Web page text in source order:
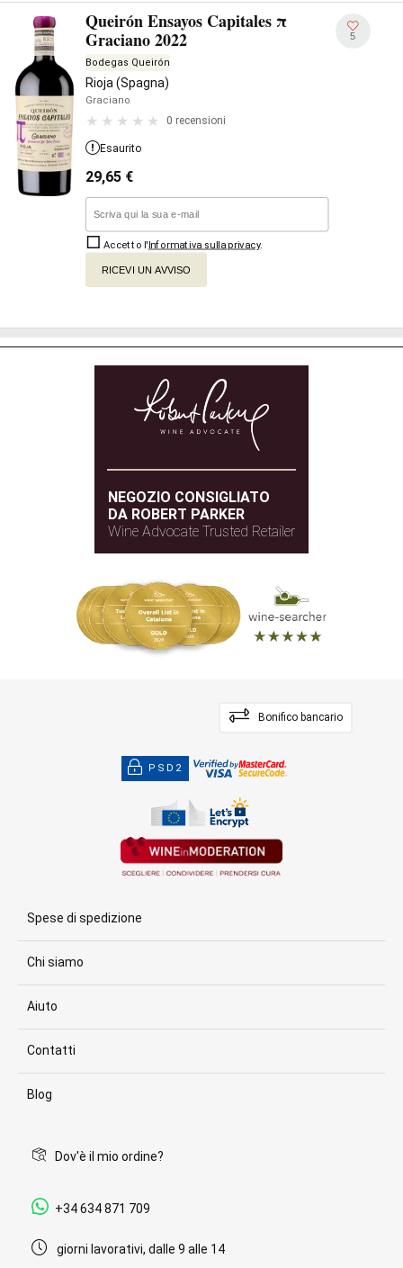
Queirón Ensayos Capitales π
Graciano 2022
Bodegas Queirón
Rioja (Spagna)
Graciano
0 recensioni
5
Esaurito
29,65 €
Accetto l'Informativa sulla privacy.
RICEVI UN AVVISO
NEGOZIO CONSIGLIATO
DA ROBERT PARKER
Wine Advocate Trusted Retailer
Bonifico bancario
PSD2
Spese di spedizione
Chi siamo
Aiuto
Contatti
Blog
Dov'è il mio ordine?
+34 634 871 709
giorni lavorativi, dalle 9 alle 14